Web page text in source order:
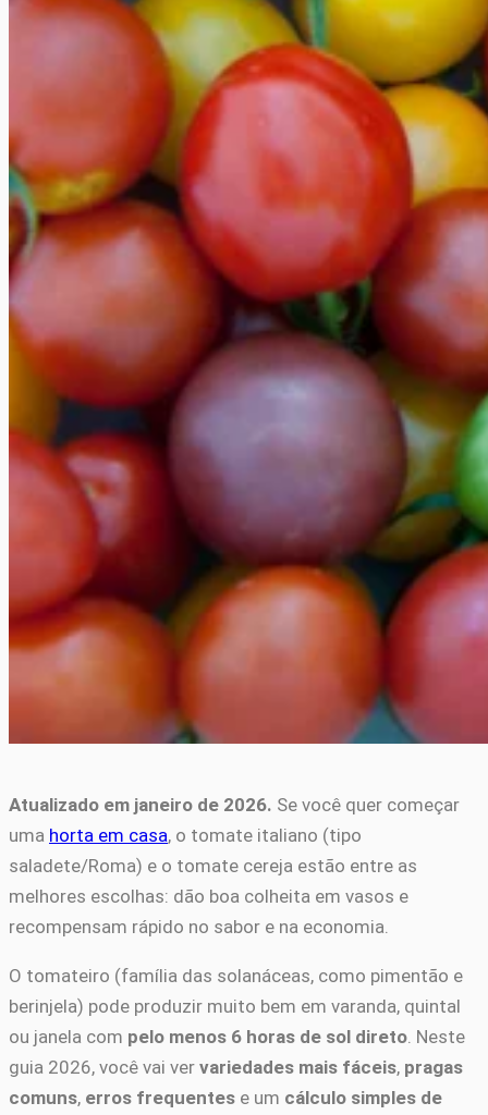
Atualizado em janeiro de 2026. Se você quer começar
uma horta em casa, o tomate italiano (tipo
saladete/Roma) e o tomate cereja estão entre as
melhores escolhas: dão boa colheita em vasos e
recompensam rápido no sabor e na economia.
O tomateiro (família das solanáceas, como pimentão e
berinjela) pode produzir muito bem em varanda, quintal
ou janela com pelo menos 6 horas de sol direto . Neste
guia 2026, você vai ver variedades mais fáceis, pragas
comuns, erros frequentes e um cálculo simples de